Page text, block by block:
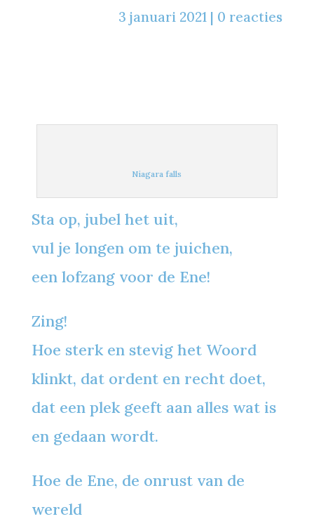
3 januari 2021 | 0 reacties
Niagara falls
Sta op, jubel het uit,
vul je longen om te juichen,
een lofzang voor de Ene!
Zing!
Hoe sterk en stevig het Woord
klinkt, dat ordent en recht doet,
dat een plek geeft aan alles wat is
en gedaan wordt.
Hoe de Ene, de onrust van de
wereld